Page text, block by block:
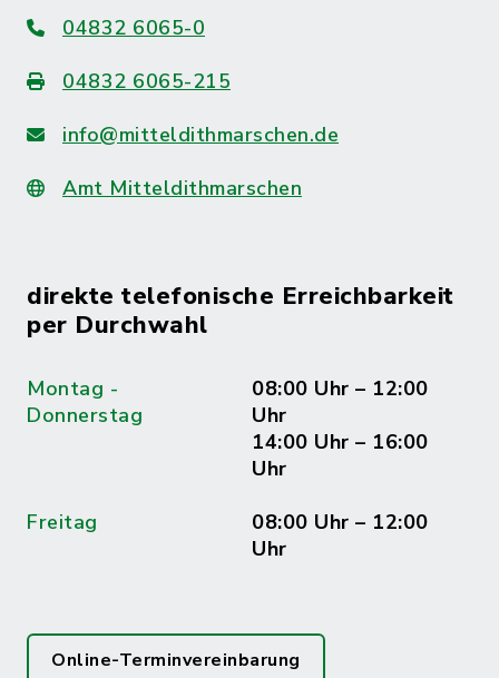
04832 6065-0
04832 6065-215
info@mitteldithmarschen.de
Amt Mitteldithmarschen
direkte telefonische Erreichbarkeit
per Durchwahl
Montag -
Donnerstag
08:00 Uhr – 12:00
Uhr
14:00 Uhr – 16:00
Uhr
Freitag
08:00 Uhr – 12:00
Uhr
Online-Terminvereinbarung